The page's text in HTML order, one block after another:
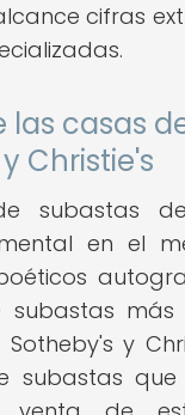
cifras
las casas
Christie's
subastas
en el
más
Sotheby's y
subastas